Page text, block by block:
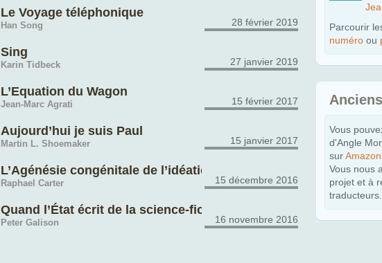
Le Voyage téléphonique
Han Song 28 février 2019
Sing
Karin Tidbeck 27 janvier 2019
L’Equation du Wagon
Jean-Marc Agrati 15 février 2017
Aujourd’hui je suis Paul
Martin L. Shoemaker 15 janvier 2017
L’Agénésie congénitale de l’idéation du genre par K.N. Sirsi et
Raphael Carter 15 décembre 2016
Quand l’État écrit de la science-fiction
Peter Galison 16 novembre 2016
Parcourir
numéro ou
Vous
d'Angle
sur Amazon
Vous nous
projet et à
traducteurs.